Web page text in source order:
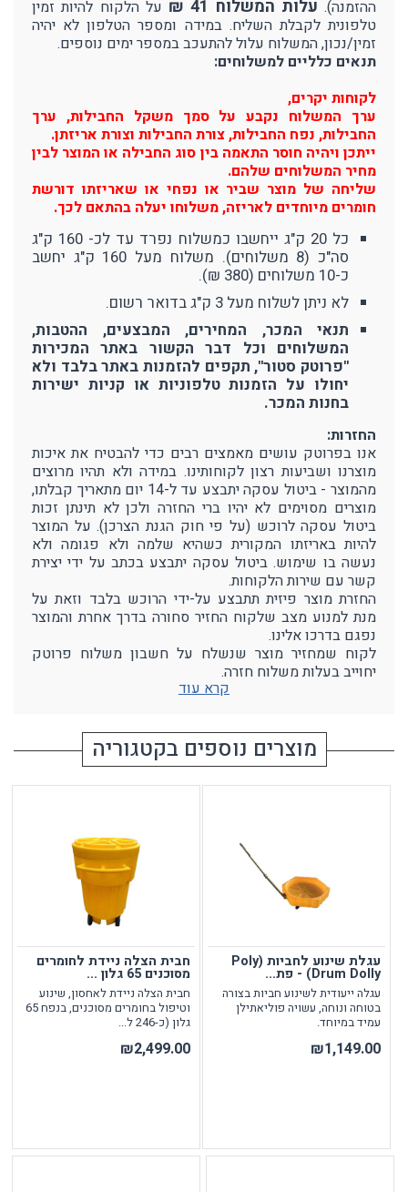
ההזמנה). עלות המשלוח 41 ₪
על הלקוח להיות זמין
טלפונית לקבלת השליח. במידה ומספר הטלפון לא יהיה
זמין/נכון, המשלוח עלול להתעכב במספר ימים נוספים.
תנאים כלליים למשלוחים:
לקוחות יקרים,
ערך המשלוח נקבע על סמך משקל החבילות, ערך
החבילות, נפח החבילות, צורת החבילות וצורת אריזתן.
ייתכן ויהיה חוסר התאמה בין סוג החבילה או המוצר לבין
מחיר המשלוחים שלהם.
שליחה של מוצר שביר או נפחי או שאריזתו דורשת
חומרים מיוחדים לאריזה, משלוחו יעלה בהתאם לכך.
כל 20 ק"ג ייחשבו כמשלוח נפרד עד לכ- 160 ק"ג
סה"כ (8 משלוחים). משלוח מעל 160 ק"ג יחשב
כ-10 משלוחים (380 ₪).
לא ניתן לשלוח מעל 3 ק"ג בדואר רשום.
תנאי המכר, המחירים, המבצעים, ההטבות,
המשלוחים וכל דבר הקשור באתר המכירות
"פרוטק סטור", תקפים להזמנות באתר בלבד ולא
יחולו על הזמנות טלפוניות או קניות ישירות
בחנות המכר.
החזרות:
אנו בפרוטק עושים מאמצים רבים כדי להבטיח את איכות
מוצרנו ושביעות רצון לקוחותינו. במידה ולא תהיו מרוצים
מהמוצר - ביטול עסקה יתבצע עד ל-14 יום מתאריך קבלתו,
מוצרים מסוימים לא יהיו ברי החזרה ולכן לא תינתן זכות
ביטול עסקה לרוכש (על פי חוק הגנת הצרכן). על המוצר
להיות באריזתו המקורית כשהיא שלמה ולא פגומה ולא
נעשה בו שימוש. ביטול עסקה יתבצע בכתב על ידי יצירת
קשר עם שירות הלקוחות.
החזרת מוצר פיזית תתבצע על-ידי הרוכש בלבד וזאת על
מנת למנוע מצב שלקוח החזיר סחורה בדרך אחרת והמוצר
נפגם בדרכו אלינו.
לקוח שמחזיר מוצר שנשלח על חשבון משלוח פרוטק
יחוייב בעלות משלוח חזרה.
קרא עוד
מוצרים נוספים בקטגוריה
עגלת שינוע לחביות (Poly
Drum Dolly) - פת...
עגלה ייעודית לשינוע חביות בצורה
בטוחה ונוחה, עשויה פוליאתילן
עמיד במיוחד.
₪1,149.00
חבית הצלה ניידת לחומרים
מסוכנים 65 גלון ...
חבית הצלה ניידת לאחסון, שינוע
וטיפול בחומרים מסוכנים, בנפח 65
גלון (כ-246 ל...
₪2,499.00